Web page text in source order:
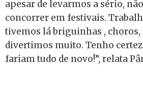
apesar de levarmos a sério,
concorrer em festivais.
tivemos lá briguinhas , choros,
divertimos muito. Tenho
fariam tudo de novo!”, relata